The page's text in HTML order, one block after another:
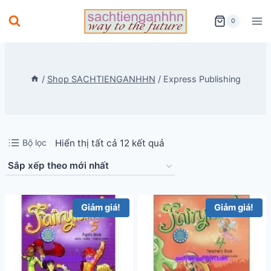
to
0
/ Shop SACHTIENGANHHN / Express Publishing
Bộ lọc Hiển thị tất cả 12 kết quảĐã
xếp
theo
mới
nhất
Giảm giá! Giảm giá!